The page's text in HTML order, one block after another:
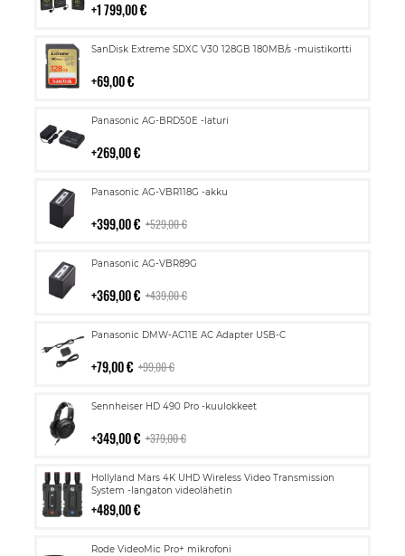
1 799,00 €
SanDisk Extreme SDXC V30 128GB 180MB/s -muistikortti
69,00 €
Lisää
Panasonic AG-BRD50E -laturi
269,00 €
Lisää
Panasonic AG-VBR118G -akku
399,00 € 529,00 €
Lisää
Panasonic AG-VBR89G
369,00 € 439,00 €
Lisää
Panasonic DMW-AC11E AC Adapter USB-C
79,00 € 99,00 €
Lisää
Sennheiser HD 490 Pro -kuulokkeet
349,00 € 379,00 €
Lisää
Hollyland Mars 4K UHD Wireless Video Transmission
System -langaton videolähetin
489,00 €
Lisää
ostoskoriin
Rode VideoMic Pro+ mikrofoni
Lisää